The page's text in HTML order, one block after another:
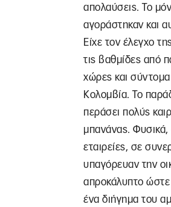
απολαύσεις. Το
αγοράστηκαν και
Είχε τον έλεγχο
τις βαθμίδες από
χώρες και
Κολομβία. Το
περάσει πολύς
μπανάνας. Φυσικά,
εταιρείες, σε
υπαγόρευαν την
απροκάλυπτο
ένα διήγημα του